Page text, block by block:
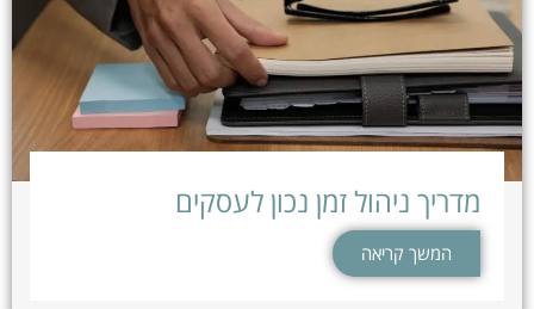
מדריך ניהול זמן נכון לעסקים
המשך קריאה